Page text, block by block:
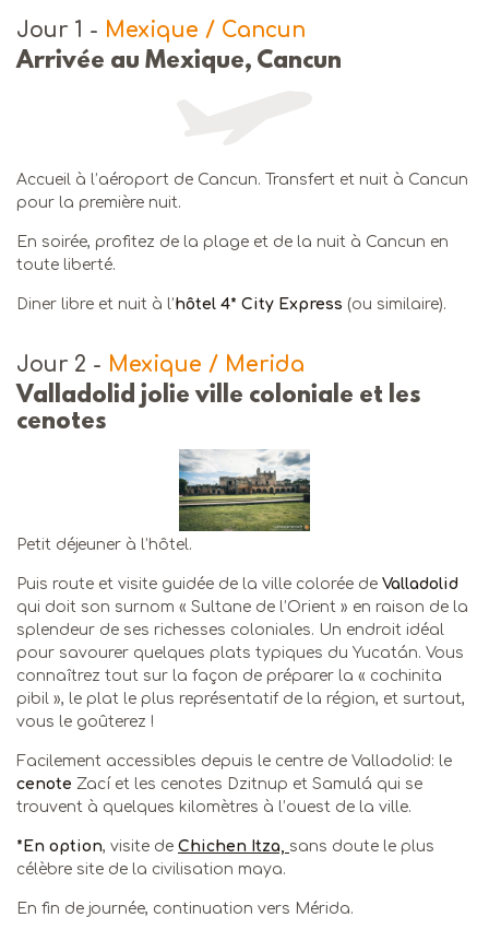
Jour 1 - Mexique / Cancun
Arrivée au Mexique, Cancun
Accueil à l’aéroport de Cancun. Transfert et nuit à Cancun
pour la première nuit.
En soirée, profitez de la plage et de la nuit à Cancun en
toute liberté.
Diner libre et nuit à l’hôtel 4* City Express (ou similaire).
Jour 2 - Mexique / Merida
Valladolid jolie ville coloniale et les
cenotes
Petit déjeuner à l’hôtel.
Puis route et visite guidée de la ville colorée de Valladolid
qui doit son surnom « Sultane de l’Orient » en raison de la
splendeur de ses richesses coloniales. Un endroit idéal
pour savourer quelques plats typiques du Yucatán. Vous
connaîtrez tout sur la façon de préparer la « cochinita
pibil », le plat le plus représentatif de la région, et surtout,
vous le goûterez !
Facilement accessibles depuis le centre de Valladolid: le
cenote Zací et les cenotes Dzitnup et Samulá qui se
trouvent à quelques kilomètres à l’ouest de la ville.
*En option, visite de Chichen Itza, sans doute le plus
célèbre site de la civilisation maya.
En fin de journée, continuation vers Mérida.